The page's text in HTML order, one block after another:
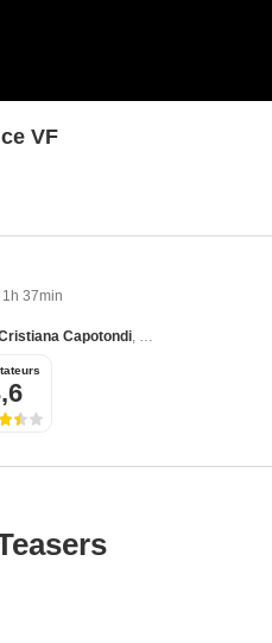
VF
1h 37min
Capotondi, Vithaya Pansringarm